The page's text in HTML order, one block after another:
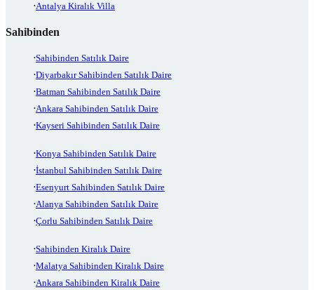
Antalya Kiralık Villa
Sahibinden
Sahibinden Satılık Daire
Diyarbakır Sahibinden Satılık Daire
Batman Sahibinden Satılık Daire
Ankara Sahibinden Satılık Daire
Kayseri Sahibinden Satılık Daire
Konya Sahibinden Satılık Daire
İstanbul Sahibinden Satılık Daire
Esenyurt Sahibinden Satılık Daire
Alanya Sahibinden Satılık Daire
Çorlu Sahibinden Satılık Daire
Sahibinden Kiralık Daire
Malatya Sahibinden Kiralık Daire
Ankara Sahibinden Kiralık Daire